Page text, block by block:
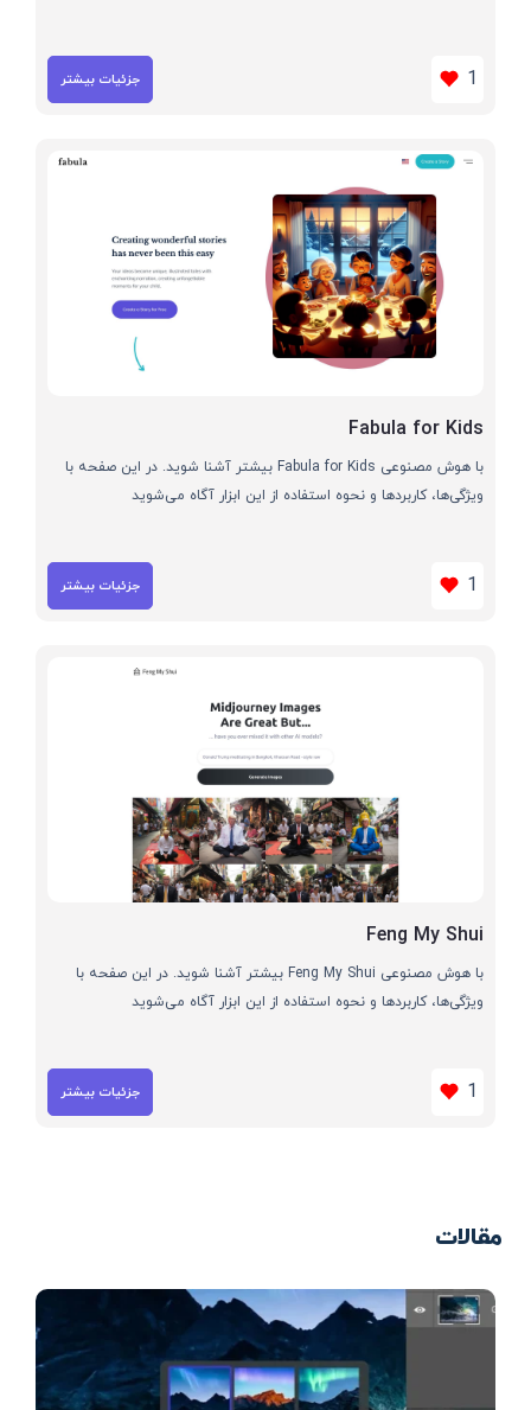
1 جزئیات بیشتر
Fabula for Kids
با هوش مصنوعی Fabula for Kids بیشتر آشنا شوید. در این صفحه با
ویژگی‌ها، کاربردها و نحوه استفاده از این ابزار آگاه می‌شوید
1 جزئیات بیشتر
Feng My Shui
با هوش مصنوعی Feng My Shui بیشتر آشنا شوید. در این صفحه با
ویژگی‌ها، کاربردها و نحوه استفاده از این ابزار آگاه می‌شوید
1 جزئیات بیشتر
مقالات